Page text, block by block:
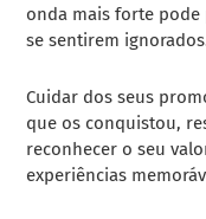
onda mais forte pode
se sentirem
Cuidar dos seus
que os conquistou,
reconhecer o seu
experiências